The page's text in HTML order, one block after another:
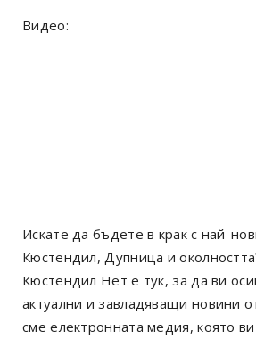
Видео:
Искате да бъдете в крак с най-
Кюстендил, Дупница и
Кюстендил Нет е тук, за да ви
актуални и завладяващи новини
сме електронната медия, която